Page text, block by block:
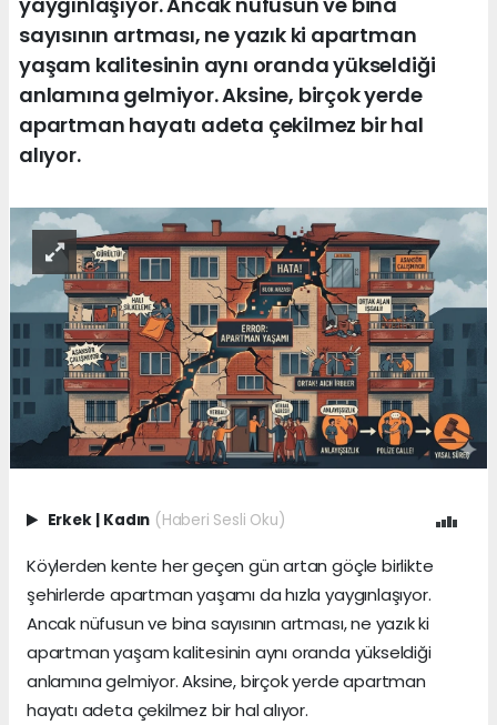
sayısının artması, ne yazık ki apartman
yaşam kalitesinin aynı oranda yükseldiği
anlamına gelmiyor. Aksine, birçok yerde
apartman hayatı adeta çekilmez bir hal
alıyor.
Erkek | Kadın (Haberi Sesli Oku)
Köylerden kente her geçen gün artan göçle birlikte
şehirlerde apartman yaşamı da hızla yaygınlaşıyor.
Ancak nüfusun ve bina sayısının artması, ne yazık ki
apartman yaşam kalitesinin aynı oranda yükseldiği
anlamına gelmiyor. Aksine, birçok yerde apartman
hayatı adeta çekilmez bir hal alıyor.